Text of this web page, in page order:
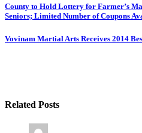
Post
navigation
County to Hold Lottery for Farmer’s
Seniors; Limited Number of Coupons
Vovinam Martial Arts Receives 2014
Related Posts